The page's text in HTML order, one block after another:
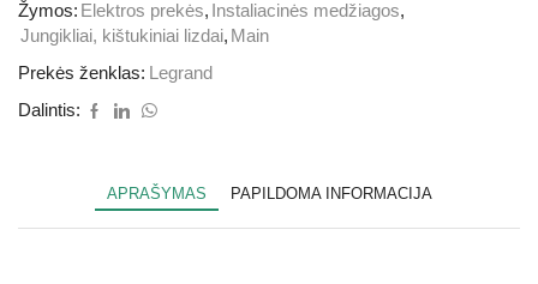
Žymos: Elektros prekės, Instaliacinės medžiagos,
Jungikliai, kištukiniai lizdai, Main
Prekės ženklas: Legrand
Dalintis:
APRAŠYMAS PAPILDOMA INFORMACIJA